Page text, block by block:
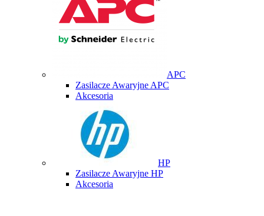
APC
Zasilacze Awaryjne APC
Akcesoria
HP
Zasilacze Awaryjne HP
Akcesoria